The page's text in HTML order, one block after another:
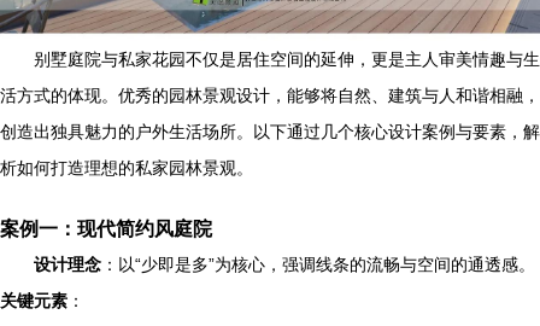
别墅庭院与私家花园不仅是居住空间的延伸，更是主人审美情趣与生
活方式的体现。优秀的园林景观设计，能够将自然、建筑与人和谐相融，
创造出独具魅力的户外生活场所。以下通过几个核心设计案例与要素，解
析如何打造理想的私家园林景观。
案例一：现代简约风庭院
设计理念 ：以“少即是多”为核心，强调线条的流畅与空间的通透感。
关键元素 ：